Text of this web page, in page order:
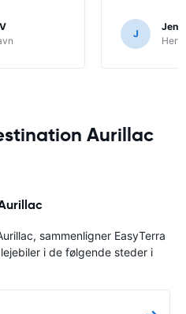
J
Jens
Aurillac
sammenligner EasyTerra
i de følgende steder i